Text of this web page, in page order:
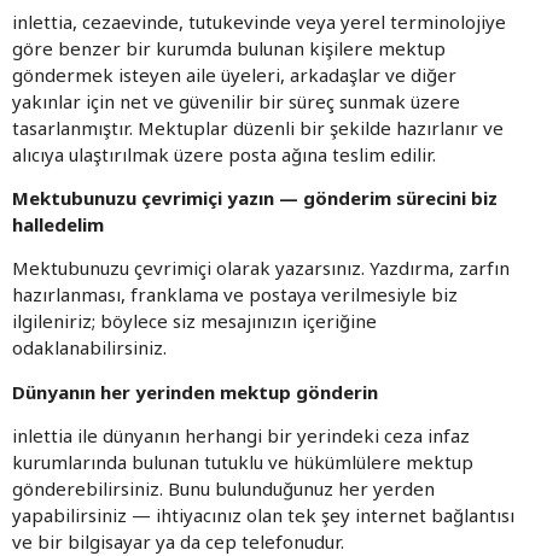
inlettia, cezaevinde, tutukevinde veya yerel terminolojiye
göre benzer bir kurumda bulunan kişilere mektup
göndermek isteyen aile üyeleri, arkadaşlar ve diğer
yakınlar için net ve güvenilir bir süreç sunmak üzere
tasarlanmıştır. Mektuplar düzenli bir şekilde hazırlanır ve
alıcıya ulaştırılmak üzere posta ağına teslim edilir.
Mektubunuzu çevrimiçi yazın — gönderim sürecini biz
halledelim
Mektubunuzu çevrimiçi olarak yazarsınız. Yazdırma, zarfın
hazırlanması, franklama ve postaya verilmesiyle biz
ilgileniriz; böylece siz mesajınızın içeriğine
odaklanabilirsiniz.
Dünyanın her yerinden mektup gönderin
inlettia ile dünyanın herhangi bir yerindeki ceza infaz
kurumlarında bulunan tutuklu ve hükümlülere mektup
gönderebilirsiniz. Bunu bulunduğunuz her yerden
yapabilirsiniz — ihtiyacınız olan tek şey internet bağlantısı
ve bir bilgisayar ya da cep telefonudur.